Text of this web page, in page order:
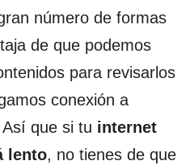
número de formas
de que podemos
para revisarlos
conexión a
que si tu internet
lento, no tienes de que